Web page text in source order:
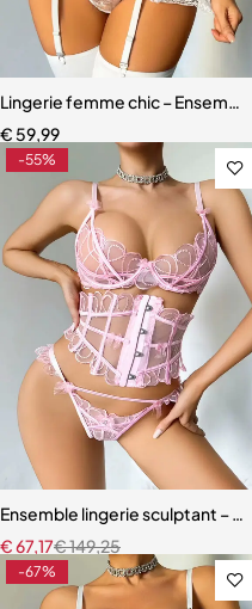
Lingerie femme chic –
€ 59,99
-55%
Ensemble lingerie sculptant –
€149,25
€67,17
-67%